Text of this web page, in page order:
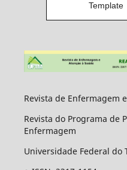
Template
Revista de Enfermagem
Revista do Programa de
Enfermagem
Universidade Federal do